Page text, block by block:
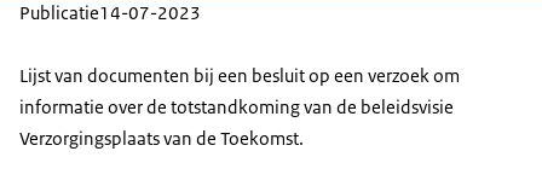
Publicatie14-07-2023
Lijst van documenten bij een besluit op een verzoek om
informatie over de totstandkoming van de beleidsvisie
Verzorgingsplaats van de Toekomst.